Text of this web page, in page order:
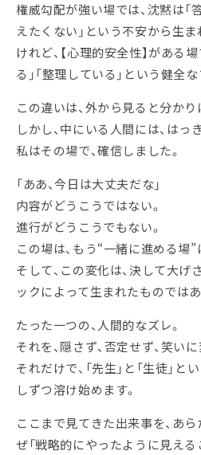
権威勾配が強い場では、沈黙は「
えたくない」という不安から生ま
けれど、【心理的安全性】がある
る」「整理している」という健全
この違いは、外から見ると分かり
しかし、中にいる人間には、はっ
私はその場で、確信しました。
「ああ、今日は大丈夫だな」
内容がどうこうではない。
進行がどうこうでもない。
この場は、もう“一緒に進める場”
そして、この変化は、決して大げ
ックによって生まれたものではあ
たった一つの、人間的なズレ。
それを、隠さず、否定せず、笑い
それだけで、「先生」と「生徒」
しずつ溶け始めます。
ここまで見てきた出来事を、あ
ぜ「戦略的にやったように見える